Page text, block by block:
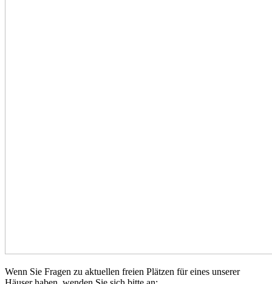
Wenn Sie Fragen zu aktuellen freien Plätzen für eines unserer